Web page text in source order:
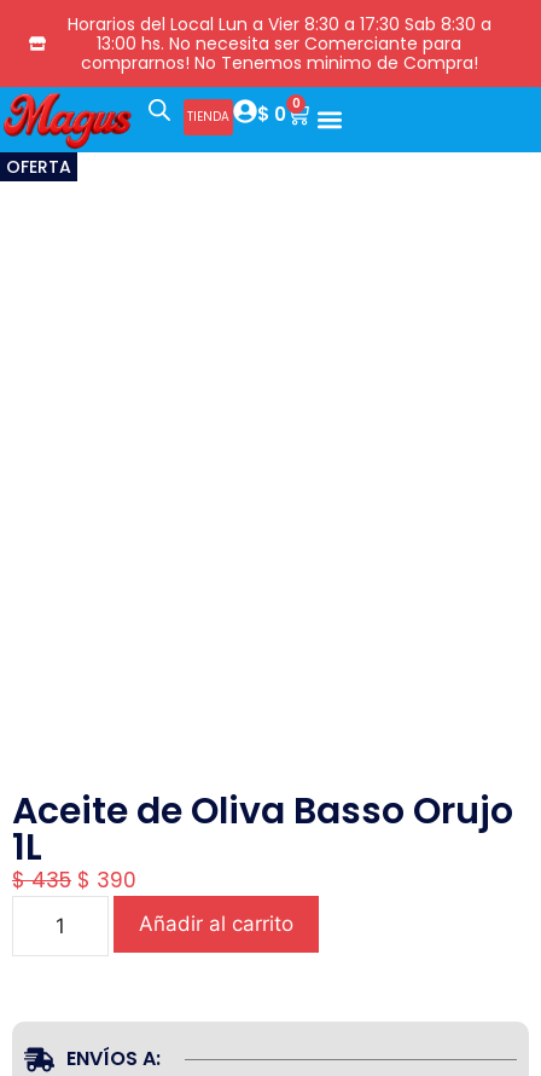
Horarios del Local Lun a Vier 8:30 a 17:30 Sab 8:30 a
13:00 hs. No necesita ser Comerciante para
comprarnos! No Tenemos minimo de Compra!
TIENDA $ 0 0
OFERTA
Aceite de Oliva Basso Orujo
1L
$435 $ 390
Añadir al carrito
ENVÍOS A: